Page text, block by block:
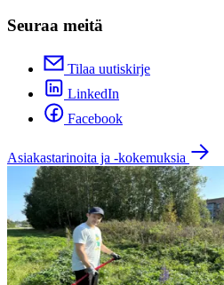
Seuraa meitä
Tilaa uutiskirje
LinkedIn
Facebook
Asiakastarinoita ja -kokemuksia